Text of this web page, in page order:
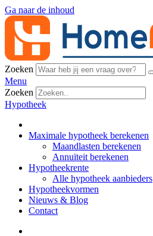
Ga naar de inhoud
Zoeken
Menu
Zoeken
Hypotheek
Maximale hypotheek berekenen
Maandlasten berekenen
Annuïteit berekenen
Hypotheekrente
Alle hypotheek aanbieders
Hypotheekvormen
Nieuws & Blog
Contact